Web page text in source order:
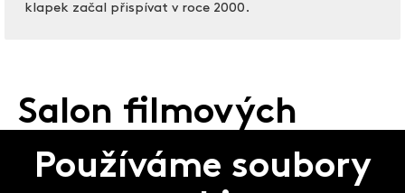
klapek začal přispívat v roce 2000.
Salon filmových
klapek
Používáme soubory